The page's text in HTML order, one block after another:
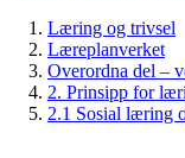
Læring og trivsel
Læreplanverket
Overordna del –
2. Prinsipp for
2.1 Sosial læring